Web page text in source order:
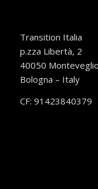
Transition Italia
p.zza Libertà, 2
40050
Bologna – Italy
CF: 91423840379